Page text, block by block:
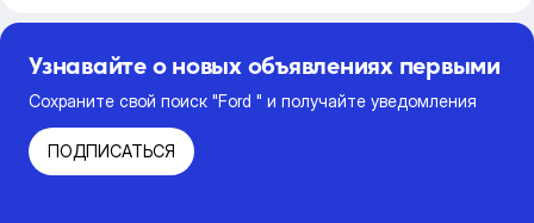
Узнавайте о новых объявлениях первыми
Сохраните свой поиск "Ford " и получайте уведомления
ПОДПИСАТЬСЯ